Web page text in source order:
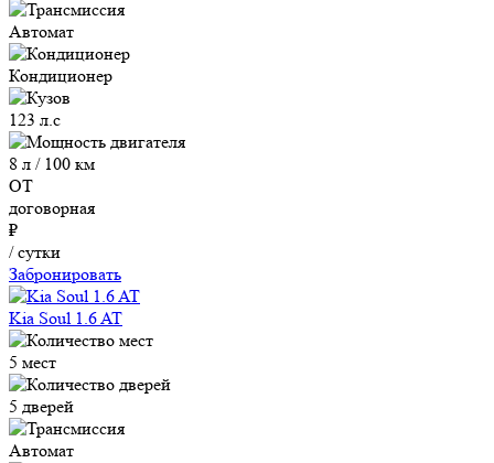
Автомат
Кондиционер
123 л.с
8 л / 100 км
ОТ
договорная
₽
/ сутки
Забронировать
Kia Soul 1.6 AT
5 мест
5 дверей
Автомат